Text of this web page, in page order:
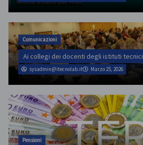
Comunicazioni
Ai collegi dei docenti degli istituti tecnici
sysadmin@itecnolab.it Marzo 25, 2026
Pensioni